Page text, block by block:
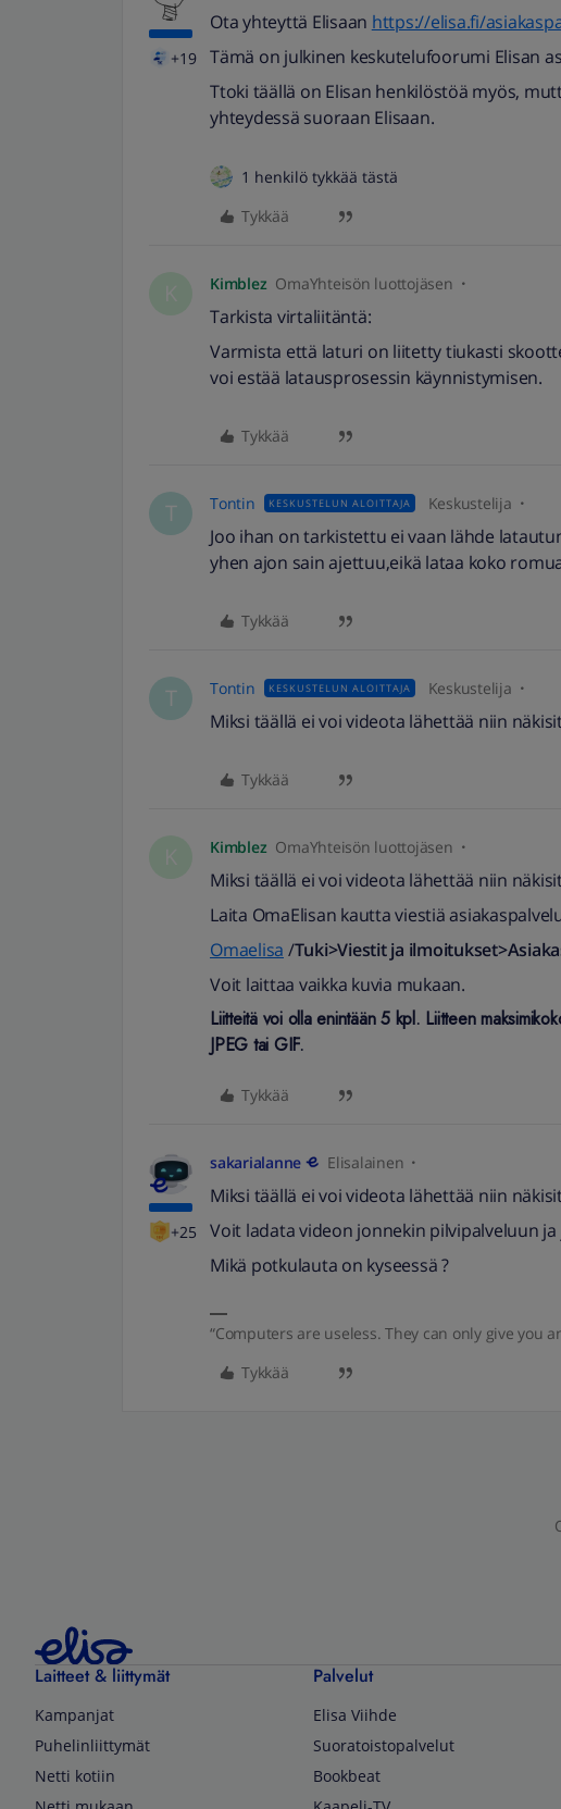
+19
Ota yhteyttä Elisaan https://elisa.fi/
Tämä on julkinen keskutelufoorumi Elisan
Ttoki täällä on Elisan henkilöstöä myös,
yhteydessä suoraan Elisaan.
1 henkilö tykkää tästä
Tykkää
Kimblez OmaYhteisön luottojäsen
Tarkista virtaliitäntä:
Varmista että laturi on liitetty tiukasti
voi estää latausprosessin käynnistymisen.
Tykkää
T Tontin KESKUSTELUN ALOITTAJA Keskustelija
Joo ihan on tarkistettu ei vaan lähde
yhen ajon sain ajettuu,eikä lataa koko
Tykkää
T Tontin KESKUSTELUN ALOITTAJA Keskustelija
Miksi täällä ei voi videota lähettää niin
Tykkää
Kimblez OmaYhteisön luottojäsen
Miksi täällä ei voi videota lähettää niin
Laita OmaElisan kautta viestiä
Omaelisa /Tuki>Viestit ja
Voit laittaa vaikka kuvia mukaan.
Liitteitä voi olla enintään 5 kpl. Liitteen
JPEG tai GIF.
Tykkää
+25
sakarialanne Elisalainen
Miksi täällä ei voi videota lähettää niin
Voit ladata videon jonnekin pilvipalveluun ja
Mikä potkulauta on kyseessä ?
“Computers are useless. They can only give you
Tykkää
Laitteet & liittymät
Kampanjat
Puhelinliittymät
Netti kotiin
Palvelut
Elisa Viihde
Suoratoistopalvelut
Bookbeat